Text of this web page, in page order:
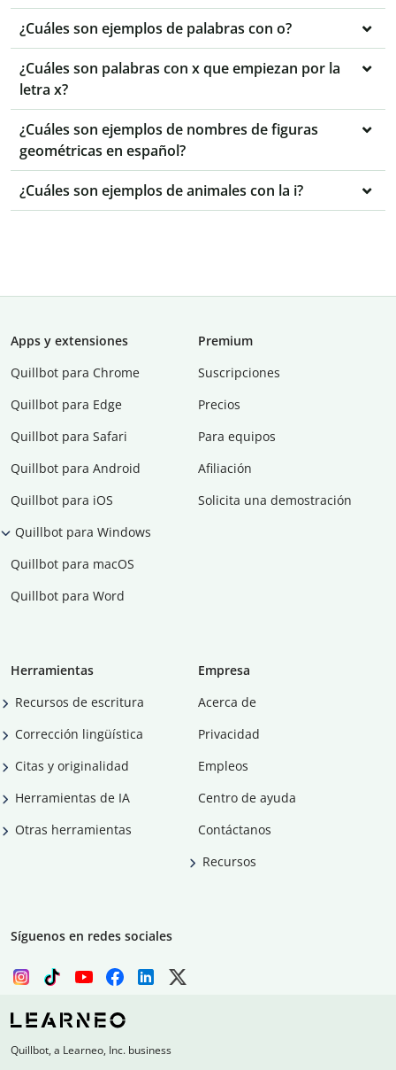
¿Cuáles son ejemplos de palabras con o?
¿Cuáles son palabras con x que empiezan por la
letra x?
¿Cuáles son ejemplos de nombres de figuras
geométricas en español?
¿Cuáles son ejemplos de animales con la i?
Apps y extensiones
Quillbot para Chrome
Quillbot para Edge
Quillbot para Safari
Quillbot para Android
Quillbot para iOS
Quillbot para Windows
Quillbot para macOS
Quillbot para Word
Premium
Suscripciones
Precios
Para equipos
Afiliación
Solicita una demostración
Herramientas
Recursos de escritura
Corrección lingüística
Citas y originalidad
Herramientas de IA
Otras herramientas
Empresa
Acerca de
Privacidad
Empleos
Centro de ayuda
Contáctanos
Recursos
Síguenos en redes sociales
Quillbot, a Learneo, Inc. business